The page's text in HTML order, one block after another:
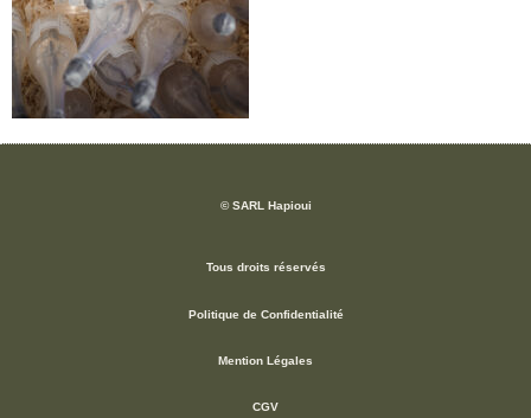
© SARL Hapioui
Tous droits réservés
Politique de Confidentialité
Mention Légales
CGV